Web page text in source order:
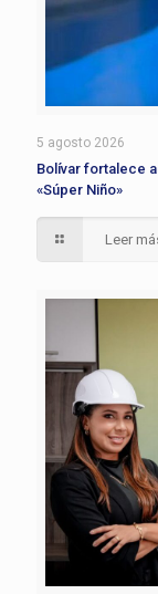
5 agosto 2026
Bolívar fortalece
«Súper Niño»
Leer